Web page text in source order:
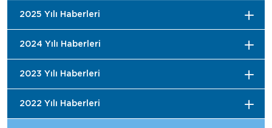
2025 Yılı Haberleri
2024 Yılı Haberleri
2023 Yılı Haberleri
2022 Yılı Haberleri